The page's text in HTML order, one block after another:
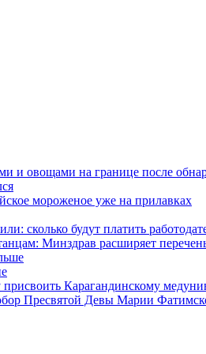
и овощами на границе после
мороженое уже на прилавках
сколько будут платить
Минздрав расширяет
Карагандинскому
Пресвятой Девы Марии